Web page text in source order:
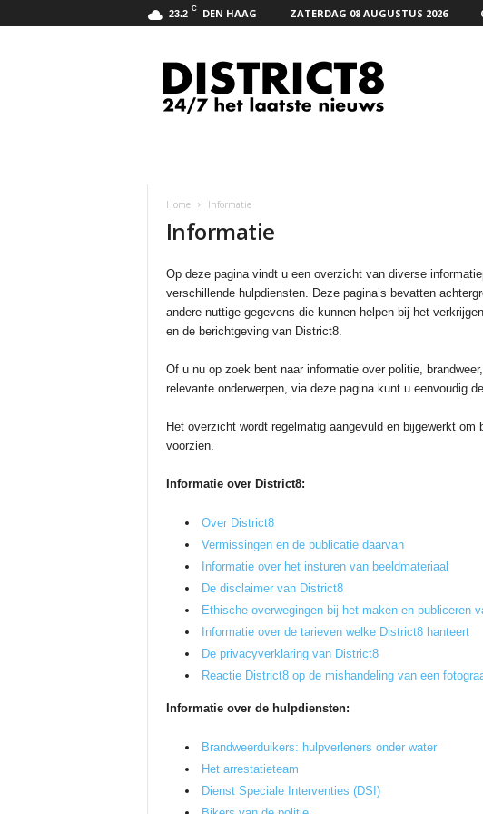
23.2 C DEN HAAG ZATERDAG 08 AUGUSTUS 2026
Home Informatie
Informatie
Op deze pagina vindt u een overzicht van diverse
verschillende hulpdiensten. Deze pagina’s bevatten
andere nuttige gegevens die kunnen helpen bij het
en de berichtgeving van District8.
Of u nu op zoek bent naar informatie over politie,
relevante onderwerpen, via deze pagina kunt u eenvoudig
Het overzicht wordt regelmatig aangevuld en bijgewerkt
voorzien.
Informatie over District8:
Over District8
Vermissingen en de publicatie daarvan
Informatie over het insturen van beeldmateriaal
De disclaimer van District8
Ethische overwegingen bij het maken en publiceren
Informatie over de tarieven welke District8 hanteert
De privacyverklaring van District8
Reactie District8 op de mishandeling van een
Informatie over de hulpdiensten:
Brandweerduikers: hulpverleners onder water
Het arrestatieteam
Dienst Speciale Interventies (DSI)